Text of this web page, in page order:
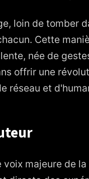
loin de tomber
Cette
née de
offrir une
réseau et
voix majeure de